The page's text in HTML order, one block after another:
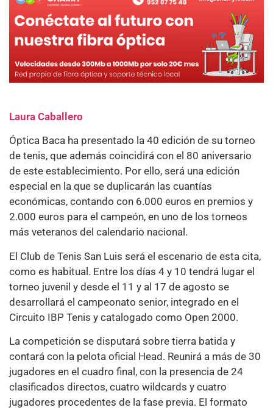
Laura Caballero
Óptica Baca ha presentado la 40 edición de su torneo
de tenis, que además coincidirá con el 80 aniversario
de este establecimiento. Por ello, será una edición
especial en la que se duplicarán las cuantías
económicas, contando con 6.000 euros en premios y
2.000 euros para el campeón, en uno de los torneos
más veteranos del calendario nacional.
El Club de Tenis San Luis será el escenario de esta cita,
como es habitual. Entre los días 4 y 10 tendrá lugar el
torneo juvenil y desde el 11 y al 17 de agosto se
desarrollará el campeonato senior, integrado en el
Circuito IBP Tenis y catalogado como Open 2000.
La competición se disputará sobre tierra batida y
contará con la pelota oficial Head. Reunirá a más de 30
jugadores en el cuadro final, con la presencia de 24
clasificados directos, cuatro wildcards y cuatro
jugadores procedentes de la fase previa. El formato